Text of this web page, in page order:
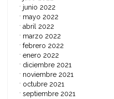
junio 2022
mayo 2022
abril 2022
marzo 2022
febrero 2022
enero 2022
diciembre 2021
noviembre 2021
octubre 2021
septiembre 2021